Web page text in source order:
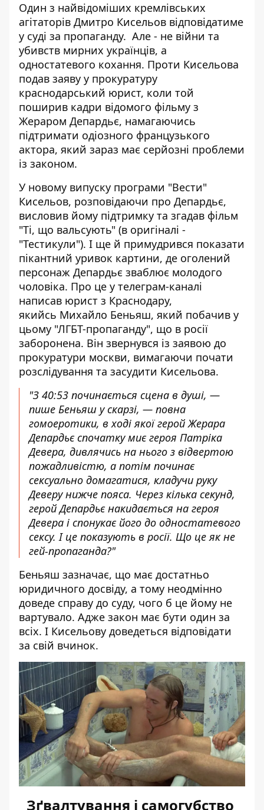
Один з найвідоміших кремлівських
агітаторів Дмитро Кисельов відповідатиме
у суді за пропаганду. Але - не війни та
убивств мирних українців, а
одностатевого кохання. Проти Кисельова
подав заяву у прокуратуру
краснодарський юрист, коли той
поширив кадри відомого фільму з
Жераром Депардьє, намагаючись
підтримати одіозного французького
актора, який зараз має серйозні проблеми
із законом.
У новому випуску програми "Вести"
Кисельов, розповідаючи про Депардьє,
висловив йому підтримку та згадав фільм
"Ті, що вальсують" (в оригіналі -
"Тестикули"). І ще й примудрився показати
пікантний уривок картини, де оголений
персонаж Депардьє зваблює молодого
чоловіка. Про це у телеграм-каналі
написав юрист з Краснодару,
якийсь Михайло Беньяш, який побачив у
цьому "ЛГБТ-пропаганду", що в росії
заборонена. Він звернувся із заявою до
прокуратури москви, вимагаючи почати
розслідування та засудити Кисельова.
"З 40:53 починається сцена в душі, —
пише Беньяш у скарзі, — повна
гомоеротики, в ході якої герой Жерара
Депардьє спочатку миє героя Патріка
Девера, дивлячись на нього з відвертою
пожадливістю, а потім починає
сексуально домагатися, кладучи руку
Деверу нижче пояса. Через кілька секунд,
герой Депардьє накидається на героя
Девера і спонукає його до одностатевого
сексу. І це показують в росії. Що це як не
гей-пропаганда?"
Беньяш зазначає, що має достатньо
юридичного досвіду, а тому неодмінно
доведе справу до суду, чого б це йому не
вартувало. Адже закон має бути один за
всіх. І Кисельову доведеться відповідати
за свій вчинок.
Зґвалтування і самогубство